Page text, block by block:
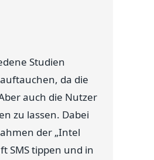
Studien
da die
auch die Nutzer
zu lassen. Dabei
der „Intel
SMS tippen und in